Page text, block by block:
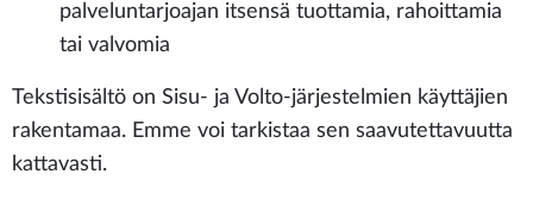
palveluntarjoajan itsensä tuottamia, rahoittamia
tai valvomia
Tekstisisältö on Sisu- ja Volto-järjestelmien käyttäjien
rakentamaa. Emme voi tarkistaa sen saavutettavuutta
kattavasti.